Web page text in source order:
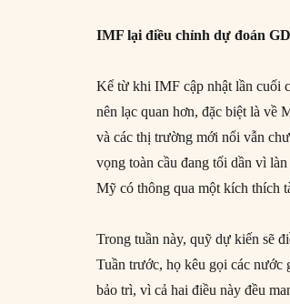
IMF lại điều chỉnh dự đoán
Kể từ khi IMF cập nhật lần cuối
nên lạc quan hơn, đặc biệt là về
và các thị trường mới nổi vẫn
vọng toàn cầu đang tối dần vì
Mỹ có thông qua một kích thích
Trong tuần này, quỹ dự kiến sẽ
Tuần trước, họ kêu gọi các nước
bảo trì, vì cả hai điều này đều